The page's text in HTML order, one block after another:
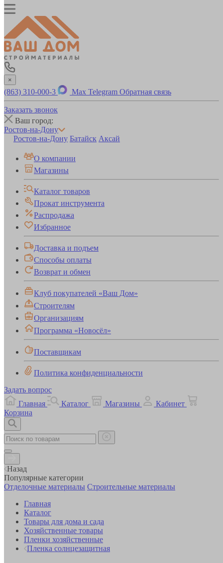
×
(863) 310-000-3 Max Telegram Обратная связь
Заказать звонок
Ваш город:
Ростов-на-Дону
Ростов-на-Дону Батайск Аксай
О компании
Магазины
Каталог товаров
Прокат инструмента
Распродажа
Избранное
Доставка и подъем
Способы оплаты
Возврат и обмен
Клуб покупателей «Ваш Дом»
Строителям
Организациям
Программа «Новосёл»
Поставщикам
Политика конфиденциальности
Задать вопрос
Главная
Каталог Магазины
Кабинет
Корзина
Назад
Популярные категории
Отделочные материалы Строительные материалы
Главная
Каталог
Товары для дома и сада
Хозяйственные товары
Пленки хозяйственные
Пленка солнцезащитная